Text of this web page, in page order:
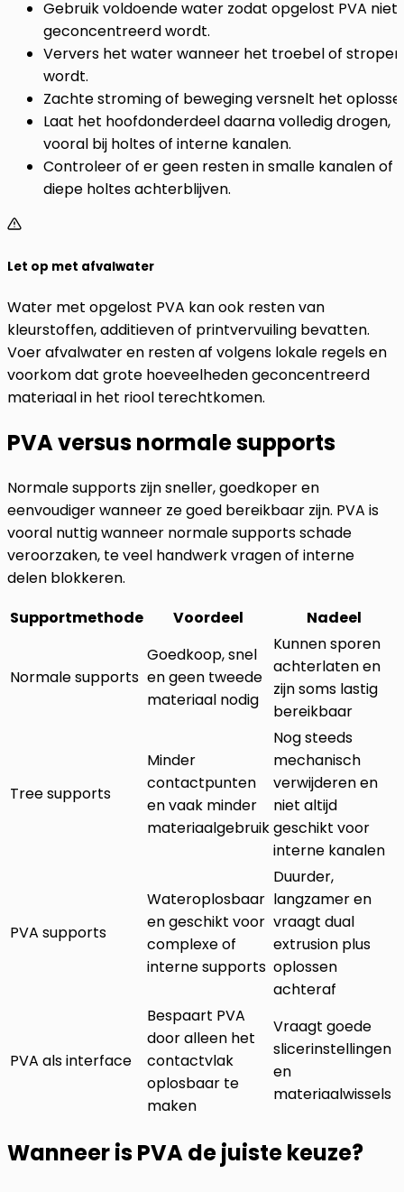
Gebruik voldoende water zodat opgelost PVA niet
geconcentreerd wordt.
Ververs het water wanneer het troebel of
wordt.
Zachte stroming of beweging versnelt het
Laat het hoofdonderdeel daarna volledig drogen,
vooral bij holtes of interne kanalen.
Controleer of er geen resten in smalle kanalen of
diepe holtes achterblijven.
Let op met afvalwater
Water met opgelost PVA kan ook resten van
kleurstoffen, additieven of printvervuiling bevatten.
Voer afvalwater en resten af volgens lokale regels en
voorkom dat grote hoeveelheden geconcentreerd
materiaal in het riool terechtkomen.
PVA versus normale supports
Normale supports zijn sneller, goedkoper en
eenvoudiger wanneer ze goed bereikbaar zijn. PVA is
vooral nuttig wanneer normale supports schade
veroorzaken, te veel handwerk vragen of interne
delen blokkeren.
Supportmethode
Voordeel Nadeel
Normale supports
Goedkoop, snel
en geen tweede
materiaal nodig
Kunnen sporen
achterlaten en
zijn soms lastig
bereikbaar
Tree supports
Minder
contactpunten
en vaak minder
materiaalgebruik
Nog steeds
mechanisch
verwijderen en
niet altijd
geschikt voor
interne kanalen
PVA supports
Wateroplosbaar
en geschikt voor
complexe of
interne supports
Duurder,
langzamer en
vraagt dual
extrusion plus
oplossen
achteraf
PVA als interface
Bespaart PVA
door alleen het
contactvlak
oplosbaar te
maken
Vraagt goede
slicerinstellingen
en
materiaalwissels
Wanneer is PVA de juiste keuze?